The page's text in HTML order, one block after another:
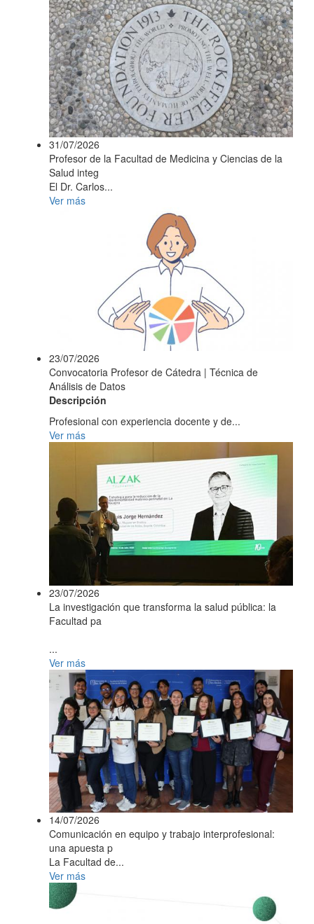
31/07/2026
Profesor de la Facultad de Medicina y Ciencias de la
Salud integ
El Dr. Carlos...
Ver más
23/07/2026
Convocatoria Profesor de Cátedra | Técnica de
Análisis de Datos
Descripción
Profesional con experiencia docente y de...
Ver más
23/07/2026
La investigación que transforma la salud pública: la
Facultad pa
...
Ver más
14/07/2026
Comunicación en equipo y trabajo interprofesional:
una apuesta p
La Facultad de...
Ver más